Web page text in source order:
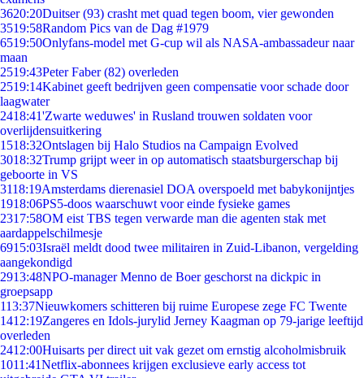
3620:20Duitser (93) crasht met quad tegen boom, vier gewonden
3519:58Random Pics van de Dag #1979
6519:50Onlyfans-model met G-cup wil als NASA-ambassadeur naar
maan
2519:43Peter Faber (82) overleden
2519:14Kabinet geeft bedrijven geen compensatie voor schade door
laagwater
2418:41'Zwarte weduwes' in Rusland trouwen soldaten voor
overlijdensuitkering
1518:32Ontslagen bij Halo Studios na Campaign Evolved
3018:32Trump grijpt weer in op automatisch staatsburgerschap bij
geboorte in VS
3118:19Amsterdams dierenasiel DOA overspoeld met babykonijntjes
1918:06PS5-doos waarschuwt voor einde fysieke games
2317:58OM eist TBS tegen verwarde man die agenten stak met
aardappelschilmesje
6915:03Israël meldt dood twee militairen in Zuid-Libanon, vergelding
aangekondigd
2913:48NPO-manager Menno de Boer geschorst na dickpic in
groepsapp
113:37Nieuwkomers schitteren bij ruime Europese zege FC Twente
1412:19Zangeres en Idols-jurylid Jerney Kaagman op 79-jarige leeftijd
overleden
2412:00Huisarts per direct uit vak gezet om ernstig alcoholmisbruik
1011:41Netflix-abonnees krijgen exclusieve early access tot